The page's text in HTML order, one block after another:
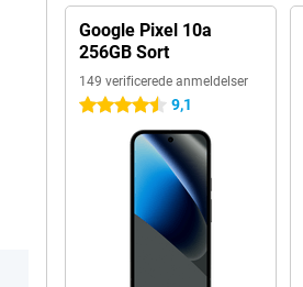
Google Pixel 10a
256GB Sort
149 verificerede anmeldelser
4.5 stjerner 9,1